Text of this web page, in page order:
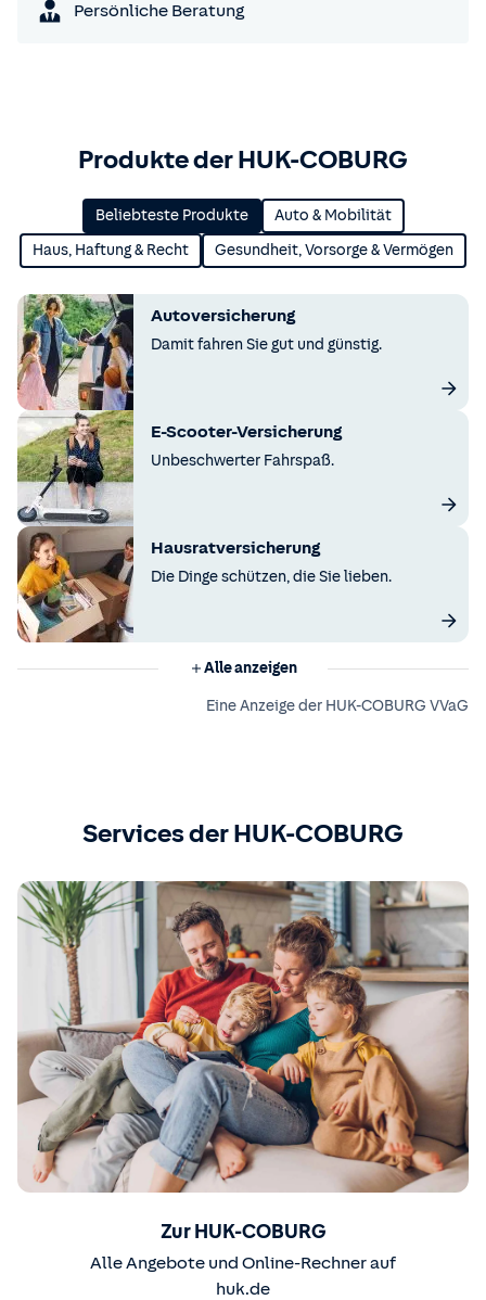
Persönliche Beratung
Produkte der HUK-COBURG
Beliebteste Produkte Auto & Mobilität
Haus, Haftung & Recht Gesundheit, Vorsorge & Vermögen
Autoversicherung
Damit fahren Sie gut und günstig.
E-Scooter-Versicherung
Unbeschwerter Fahrspaß.
Hausratversicherung
Die Dinge schützen, die Sie lieben.
Alle anzeigen
Eine Anzeige der HUK-COBURG VVaG
Services der HUK-COBURG
Zur HUK-COBURG
Alle Angebote und Online-Rechner auf
huk.de